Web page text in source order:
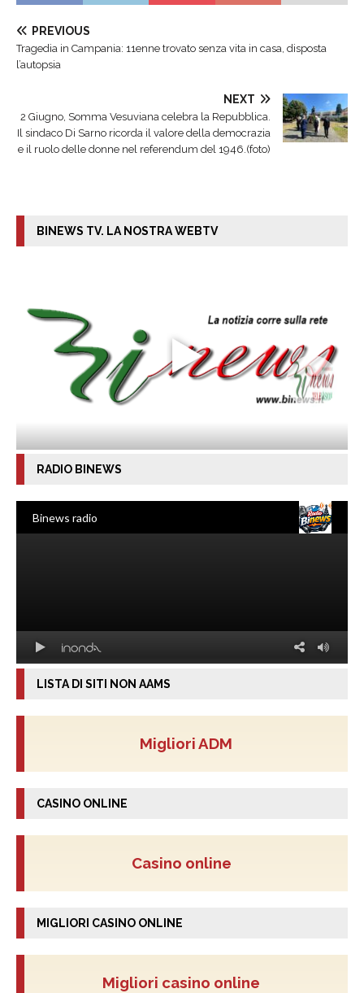
PREVIOUS
Tragedia in Campania: 11enne trovato senza vita in casa, disposta
l’autopsia
NEXT
2 Giugno, Somma Vesuviana celebra la Repubblica.
Il sindaco Di Sarno ricorda il valore della democrazia
e il ruolo delle donne nel referendum del 1946.(foto)
BINEWS TV. LA NOSTRA WEBTV
RADIO BINEWS
LISTA DI SITI NON AAMS
Migliori ADM
CASINO ONLINE
Casino online
MIGLIORI CASINO ONLINE
Migliori casino online